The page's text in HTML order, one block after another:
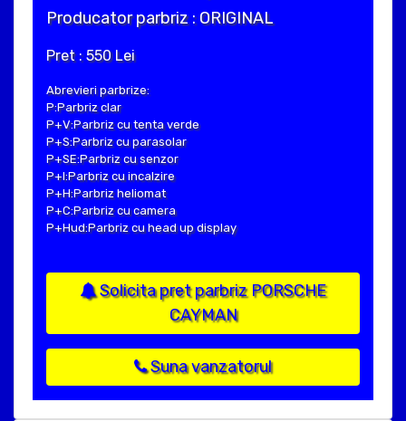
Producator parbriz : ORIGINAL
Pret : 550 Lei
Abrevieri parbrize:
P:Parbriz clar
P+V:Parbriz cu tenta verde
P+S:Parbriz cu parasolar
P+SE:Parbriz cu senzor
P+I:Parbriz cu incalzire
P+H:Parbriz heliomat
P+C:Parbriz cu camera
P+Hud:Parbriz cu head up display
Solicita pret parbriz PORSCHE
CAYMAN
Suna vanzatorul